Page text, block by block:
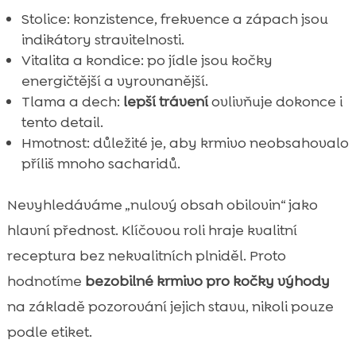
Stolice: konzistence, frekvence a zápach jsou
indikátory stravitelnosti.
Vitalita a kondice: po jídle jsou kočky
energičtější a vyrovnanější.
Tlama a dech: lepší tráveníovlivňuje dokonce i
tento detail.
Hmotnost: důležité je, aby krmivo neobsahovalo
příliš mnoho sacharidů.
Nevyhledáváme „nulový obsah obilovin“ jako
hlavní přednost. Klíčovou roli hraje kvalitní
receptura bez nekvalitních plniděl. Proto
hodnotíme bezobilné krmivo pro kočky výhody
na základě pozorování jejich stavu, nikoli pouze
podle etiket.